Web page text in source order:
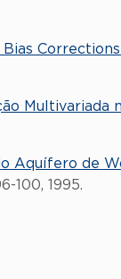
Multivariada
Aquífero de
100, 1995.